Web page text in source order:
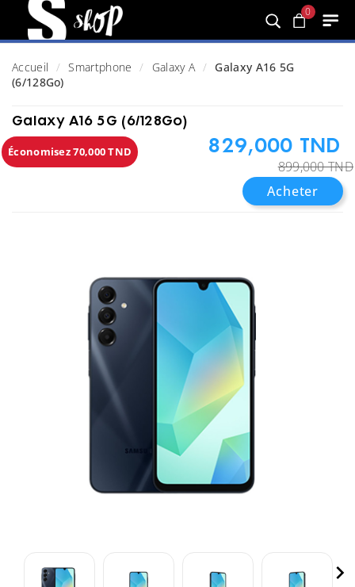
0
Accueil Smartphone Galaxy A
Galaxy A16 5G
(6/128Go)
Galaxy A16 5G (6/128Go)
Économisez 70,000 TND 829,000 TND
899,000 TND
Acheter
